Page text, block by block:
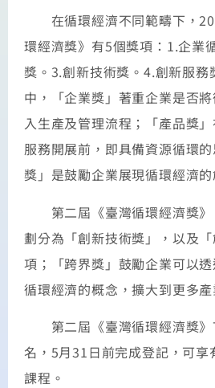
在循環經濟不同範疇下，
環經濟獎》有5個獎項：1.企業
獎。3.創新技術獎。4.創新服務
中，「企業獎」著重企業是否
入生產及管理流程；「產品獎
服務開展前，即具備資源循環
獎」是鼓勵企業展現循環經濟的
第二屆《臺灣循環經濟獎》
劃分為「創新技術獎」，以及
項；「跨界獎」鼓勵企業可以
循環經濟的概念，擴大到更多
第二屆《臺灣循環經濟獎》
名，5月31日前完成登記，可享
課程。